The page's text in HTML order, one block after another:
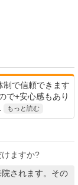
制で信頼できます
で+安心感もあり
もっと読む
ますか?
されます。その